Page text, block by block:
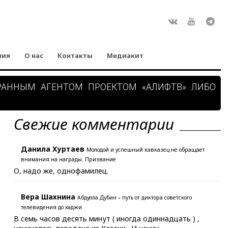
О нас Контакты Медиакит
АГЕНТОМ ПРОЕКТОМ «АЛИФТВ» ЛИБО
Свежие комментарии
Данила Хуртаев Молодой и успешный кавказец не обращает
внимания на награды. Призвание
О, надо же, однофамилец.
Вера Шахнина Абдулла Дубин – путь от диктора советского
телевидения до хаджи
В семь часов десять минут ( иногда одиннадцать ) ,